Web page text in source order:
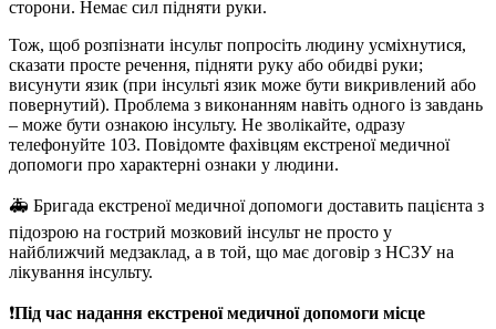
сторони. Немає сил підняти руки.
Тож, щоб розпізнати інсульт попросіть людину усміхнутися,
сказати просте речення, підняти руку або обидві руки;
висунути язик (при інсульті язик може бути викривлений або
повернутий). Проблема з виконанням навіть одного із завдань
– може бути ознакою інсульту. Не зволікайте, одразу
телефонуйте 103. Повідомте фахівцям екстреної медичної
допомоги про характерні ознаки у людини.
🚑 Бригада екстреної медичної допомоги доставить пацієнта з
підозрою на гострий мозковий інсульт не просто у
найближчий медзаклад, а в той, що має договір з НСЗУ на
лікування інсульту.
❗️Під час надання екстреної медичної допомоги місце